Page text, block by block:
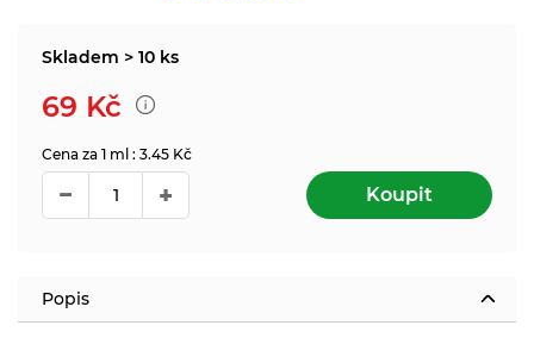
Skladem > 10 ks
69 Kč
Cena za 1 ml : 3.45 Kč
Koupit
Popis